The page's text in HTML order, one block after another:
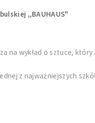
,,BAUHAUS"
na wykład o sztuce,
z najważniejszych